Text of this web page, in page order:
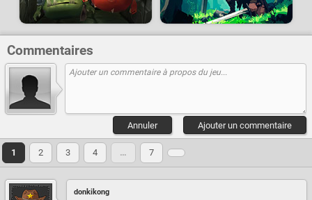
Commentaires
Ajouter un commentaire
Annuler
1 2 3 4 … 7
donkikong